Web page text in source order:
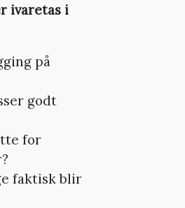
ivaretas i
på
godt
for
faktisk blir